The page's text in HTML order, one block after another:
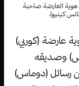
بنسبة 99 بالمئة من أن هوية العارضة صاحبة
كينيو).
عارضة (كوربي)
وصديقه
رسائل (دوماس)